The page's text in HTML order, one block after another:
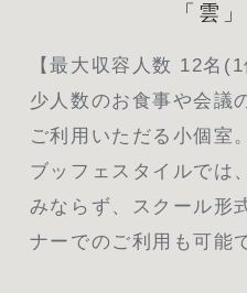
「雲
【最大収容人数 12名(1
少人数のお食事や会議
ご利用いただる小個室。
ブッフェスタイルでは
みならず、スクール形
ナーでのご利用も可能